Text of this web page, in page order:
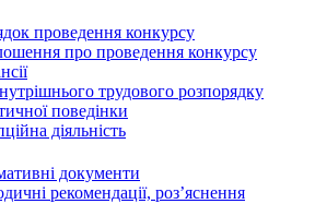
проведення конкурсу
про проведення конкурсу
трудового розпорядку
поведінки
діяльність
документи
рекомендації, роз’яснення